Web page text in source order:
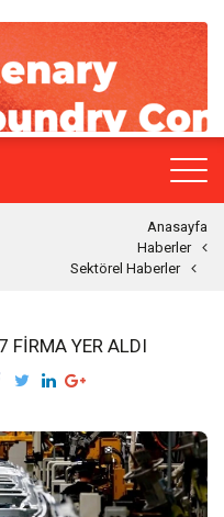
Anasayfa
Haberler
Sektörel Haberler
FIRMA YER ALDI